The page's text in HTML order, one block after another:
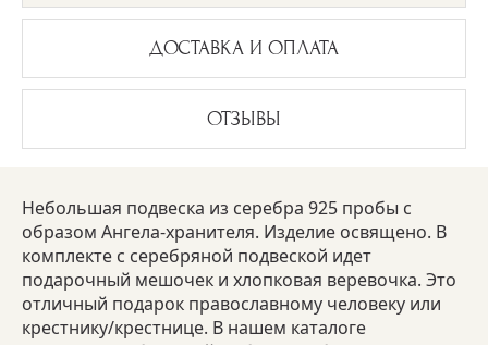
ДОСТАВКА И ОПЛАТА
ОТЗЫВЫ
Небольшая подвеска из серебра 925 пробы с
образом Ангела-хранителя. Изделие освящено. В
комплекте с серебряной подвеской идет
подарочный мешочек и хлопковая веревочка. Это
отличный подарок православному человеку или
крестнику/крестнице. В нашем каталоге